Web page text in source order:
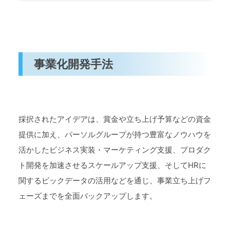
事業化開発手法
採択されたアイデアは、賞金や立ち上げ予算などの資金
提供に加え、パーソルグループが持つ豊富なノウハウを
活かしたビジネス実装・マーケティング支援、プロダク
ト開発を加速させるスケールアップ支援、そしてHRに
関するビックデータの活用などを通じ、事業立ち上げフ
ェーズまでを全面バックアップします。